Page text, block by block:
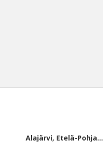
Alajärvi, Etelä-Pohjanmaa